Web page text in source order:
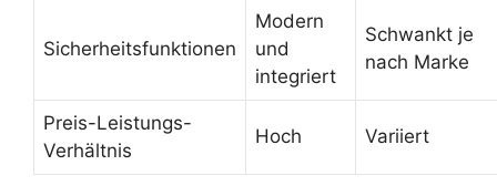
Sicherheitsfunktionen
Modern
und
integriert
Schwankt je
nach Marke
Preis-Leistungs-
Verhältnis
Hoch Variiert